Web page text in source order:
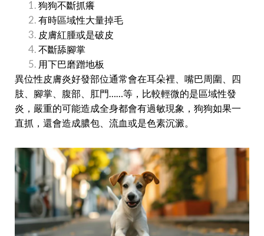
狗狗不斷抓癢
有時區域性大量掉毛
皮膚紅腫或是破皮
不斷舔腳掌
用下巴磨蹭地板
異位性皮膚炎好發部位通常會在耳朵裡、嘴巴周圍、四
肢、腳掌、腹部、肛門……等，比較輕微的是區域性發
炎，嚴重的可能造成全身都會有過敏現象，狗狗如果一
直抓，還會造成膿包、流血或是色素沉澱。